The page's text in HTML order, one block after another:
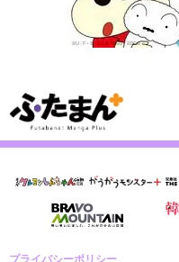
プライバシーポリシー